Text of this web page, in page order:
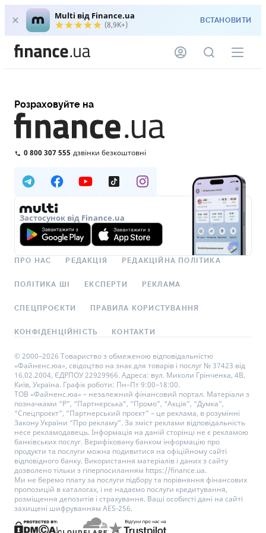
Multi від Finance.ua
(8,9K+) ВСТАНОВИТИ
Розраховуйте на
0 800 307 555 дзвінки безкоштовні
Застосунок від Finance.ua
ПРО НАС РЕДАКЦІЯ РЕДАКЦІЙНА ПОЛІТИКА
ПОЛІТИКА ШІ ЕКСПЕРТИ РЕКЛАМА
СПЕЦПРОЄКТИ ПРАВИЛА КОРИСТУВАННЯ
КОНФІДЕНЦІЙНІСТЬ КОНТАКТИ
© 2000–2026 Товариство з обмеженою відповідальністю
«Файненс.юа», свідоцтво на знак для товарів і послуг № 37423 від
16.02.2004, ЄДРПОУ 22929966. Адреса: вул. Миколи Грінченка, 4В,
Київ, Україна. Графік роботи: Пн–Пт 9:00–18:00.
ТОВ «Файненс.юа» – незалежний фінансовий портал. Матеріали з
позначками “Р”, “Партнерська”, “Промо”, “Акція”, “Думка”,
“Спецпроєкт”, “Партнерський проєкт” – це реклама, в розумінні
Закону України “Про рекламу”. За зміст реклами відповідальність
несе рекламодавець. Інформація на даній сторінці не є рекламою
банківських послуг. Верифіковану банком інформацію про
продукти та послуги можна подивитися на офіційному сайті
відповідного банку. Використання матеріалів і даних з сайту
дозволено тільки з гіперпосиланням https://finance.ua.
Ми не беремо плату за послуги підбору та порівняння фінансових
пропозицій в каталогах, і не надаємо послуги кредитування,
розміщення депозитів і страхування. Ваші особисті дані на сайті
захищені шифруванням AES-256.